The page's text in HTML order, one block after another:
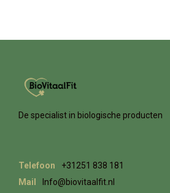
De specialist in biologische producten
Telefoon
+31251 838 181
Mail
Info@biovitaalfit.nl